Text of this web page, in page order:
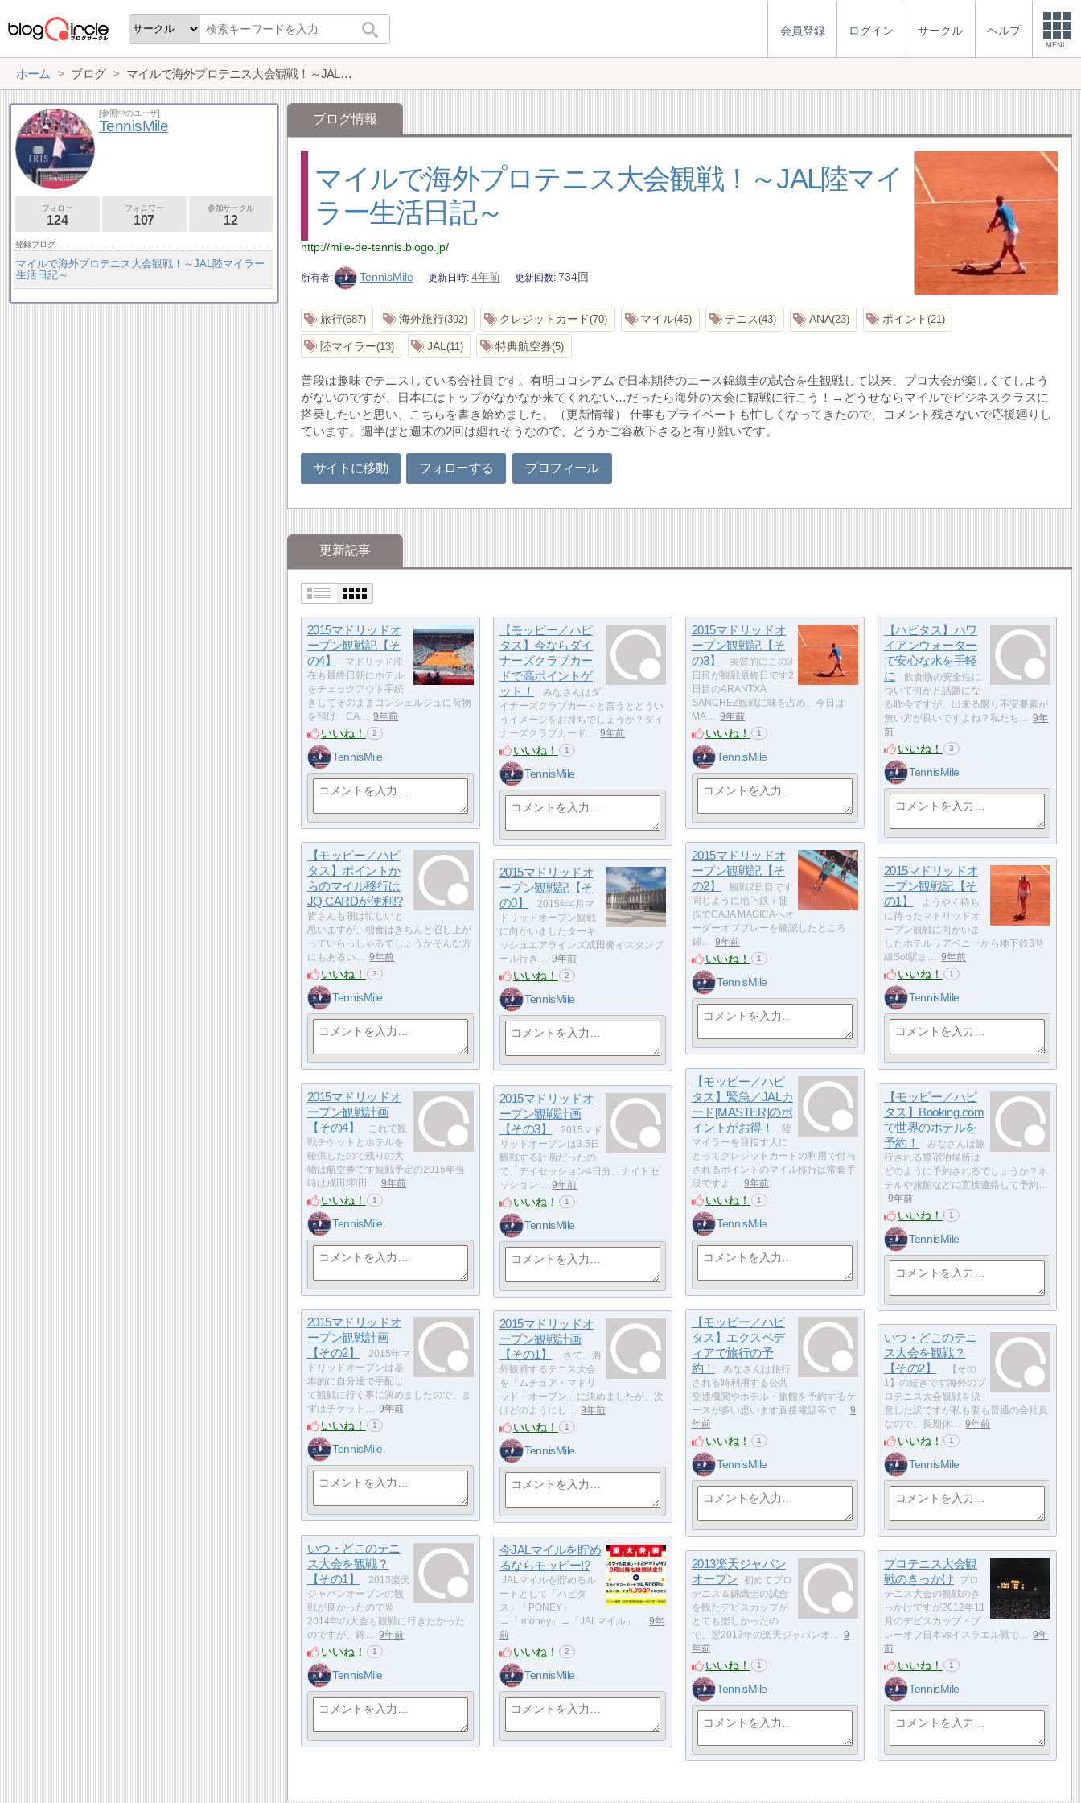
会員登録 ログイン サークル ヘルプ
MENU
ホーム ブログ マイルで海外プロテニス大会観戦！～JAL陸マイラー生活日記～
ブログ情報
マイルで海外プロテニス大会観戦！～JAL陸マイ
ラー生活日記～
http://mile-de-tennis.blogo.jp/
所有者 TennisMile 更新日時 4年前 更新回数 734回
旅行 687 海外旅行 392 クレジットカード 70 マイル 46 テニス 43 ANA 23 ポイント 21
陸マイラー 13 JAL 11 特典航空券 5
普段は趣味でテニスしている会社員です。有明コロシアムで日本期待のエース錦織圭の試合を生観戦して以来、プロ大会が楽しくてしよう
がないのですが、日本にはトップがなかなか来てくれない…だったら海外の大会に観戦に行こう！→どうせならマイルでビジネスクラスに
搭乗したいと思い、こちらを書き始めました。（更新情報） 仕事もプライベートも忙しくなってきたので、コメント残さないで応援廻りし
ています。週半ばと週末の2回は廻れそうなので、どうかご容赦下さると有り難いです。
サイトに移動 フォローする プロフィール
更新記事
2015マドリッドオ
ープン観戦記【そ
の4】
マドリッド滞
在も最終日朝にホテル
をチェックアウト手続
きしてそのままコンシェルジュに荷物
を預け、CA…
9年前
いいね！ 2
TennisMile
【モッピー／ハピ
タス】今ならダイ
ナーズクラブカー
ドで高ポイントゲ
ット！
みなさんはダ
イナーズクラブカードと言うとどうい
うイメージをお持ちでしょうか？ダイ
ナーズクラブカード…
9年前
いいね！ 1
TennisMile
2015マドリッドオ
ープン観戦記【そ
の3】
実質的にこの3
日目が観戦最終日です2
日目のARANTXA
SANCHEZ観戦に味を占め、今日は
MA…
9年前
いいね！ 1
TennisMile
【ハピタス】ハワ
イアンウォーター
で安心な水を手軽
に
飲食物の安全性に
ついて何かと話題にな
る昨今ですが、出来る限り不安要素が
無い方が良いですよね？私たち…
9年
前
いいね！ 3
TennisMile
【モッピー／ハピ
タス】ポイントか
らのマイル移行は
JQ CARDが便利!?
皆さんも朝は忙しいと
思いますが、朝食はきちんと召し上が
っていらっしゃるでしょうかそんな方
にもあるい…
9年前
いいね！ 3
TennisMile
2015マドリッドオ
ープン観戦記【そ
の2】
観戦2日目です
同じように地下鉄＋徒
歩でCAJA MAGICAへオ
ーダーオブプレーを確認したところ
錦…
9年前
いいね！ 1
TennisMile
2015マドリッドオ
ープン観戦記【そ
の1】
ようやく待ち
に待ったマトリッドオ
ープン観戦に向かいま
したホテルリアベニーから地下鉄3号
線Sol駅ま…
9年前
いいね！ 1
TennisMile
2015マドリッドオ
ープン観戦記【そ
の0】
2015年4月マ
ドリッドオープン観戦
に向かいましたターキ
ッシュエアラインズ成田発イスタンブ
ール行き…
9年前
いいね！ 2
TennisMile
【モッピー／ハピ
タス】緊急／JALカ
ード[MASTER]のポ
イントがお得！
陸
マイラーを目指す人に
とってクレジットカードの利用で付与
されるポイントのマイル移行は常套手
段ですよ…
9年前
いいね！ 1
TennisMile
2015マドリッドオ
ープン観戦計画
【その4】
これで観
戦チケットとホテルを
確保したので残りの大
物は航空券です観戦予定の2015年当
時は成田/羽田…
9年前
いいね！ 1
TennisMile
【モッピー／ハピ
タス】Booking.com
で世界のホテルを
予約！
みなさんは旅
行される際宿泊場所は
どのように予約されるでしょうか？ホ
テルや旅館などに直接連絡して予約…
9年前
いいね！ 1
TennisMile
2015マドリッドオ
ープン観戦計画
【その3】
2015マド
リッドオープンは3.5日
観戦する計画だったの
で、デイセッション4日分、ナイトセ
ッション…
9年前
いいね！ 1
TennisMile
2015マドリッドオ
ープン観戦計画
【その2】
2015年マ
ドリッドオープンは基
本的に自分達で手配し
て観戦に行く事に決めましたので、ま
ずはチケット…
9年前
いいね！ 1
TennisMile
【モッピー／ハピ
タス】エクスペデ
ィアで旅行の予
約！
みなさんは旅行
される時利用する公共
交通機関やホテル・旅館を予約するケ
ースが多い思います直接電話等で…
9
年前
いいね！ 1
TennisMile
2015マドリッドオ
ープン観戦計画
【その1】
さて、海
外観戦するテニス大会
を「ムチュア・マドリ
ッド・オープン」に決めましたが、次
はどのようにし…
9年前
いいね！ 1
TennisMile
いつ・どこのテニ
ス大会を観戦？
【その2】
【その
1】の続きです海外のプ
ロテニス大会観戦を決
意した訳ですが私も妻も普通の会社員
なので、長期休…
9年前
いいね！ 1
TennisMile
いつ・どこのテニ
ス大会を観戦？
【その1】
2013楽天
ジャパンオープンの観
戦が良かったので翌
2014年の大会も観戦に行きたかった
のですが、錦…
9年前
いいね！ 1
TennisMile
今JALマイルを貯め
るならモッピー!?
JALマイルを貯めるル
ートとして「ハピタ
ス」「PONEY」
→「.money」→「JALマイル」…
9年
前
いいね！ 2
TennisMile
2013楽天ジャパン
オープン
初めてプロ
テニス＆錦織圭の試合
を観たデビスカップが
とても楽しかったの
で、翌2013年の楽天ジャパンオ…
9
年前
いいね！ 1
TennisMile
プロテニス大会観
戦のきっかけ
プロ
テニス大会の観戦のき
っかけですが2012年11
月のデビスカップ・プ
レーオフ日本vsイスラエル戦で…
9年
前
いいね！ 1
TennisMile
[参照中のユーザ]
TennisMile
フォロー
124
フォロワー
107
参加サークル
12
登録ブログ
マイルで海外プロテニス大会観戦！～JAL陸マイラー
生活日記～